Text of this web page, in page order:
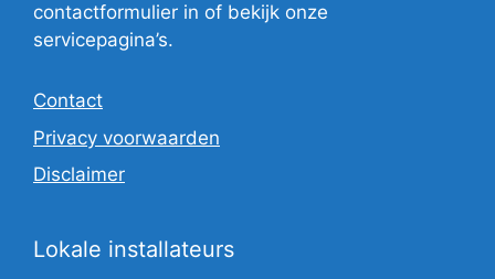
contactformulier in of bekijk onze
servicepagina’s.
Contact
Privacy voorwaarden
Disclaimer
Lokale installateurs